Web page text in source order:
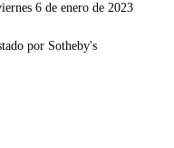
6 de enero de 2023